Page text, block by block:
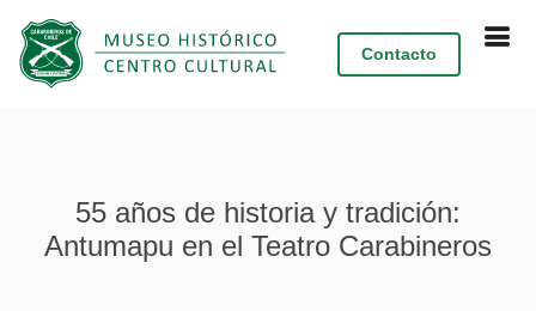
Contacto
55 años de historia y tradición:
Antumapu en el Teatro Carabineros